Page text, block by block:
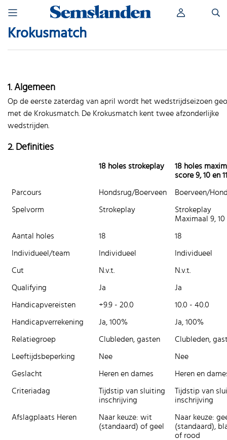
naar:
Krokusmatch
1. Algemeen
Op de eerste zaterdag van april wordt het wedstrijdseizoen
met de Krokusmatch. De Krokusmatch kent twee afzonderlijke
wedstrijden.
2. Definities
18 holes strokeplay
18 holes
score 9, 10 en 11
Parcours Hondsrug/Boerveen Boerveen/
Spelvorm Strokeplay
Strokeplay
Maximaal 9, 10
Aantal holes 18 18
Individueel/team Individueel Individueel
Cut N.v.t. N.v.t.
Qualifying Ja Ja
Handicapvereisten +9.9 - 20.0 10.0 - 40.0
Handicapverrekening Ja, 100% Ja, 100%
Relatiegroep Clubleden, gasten Clubleden,
Leeftijdsbeperking Nee Nee
Geslacht Heren en dames Heren en
Criteriadag
Tijdstip van sluiting
inschrijving
Tijdstip van
inschrijving
Afslagplaats Heren
Naar keuze: wit
(standaard) of geel
Naar keuze:
(standaard),
of rood